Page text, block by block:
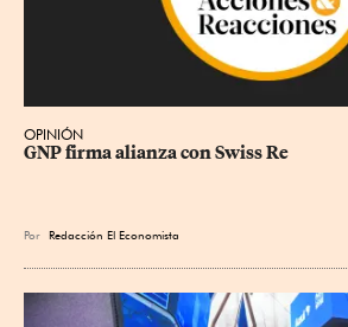
OPINIÓN
GNP firma alianza con Swiss Re
Por Redacción El Economista